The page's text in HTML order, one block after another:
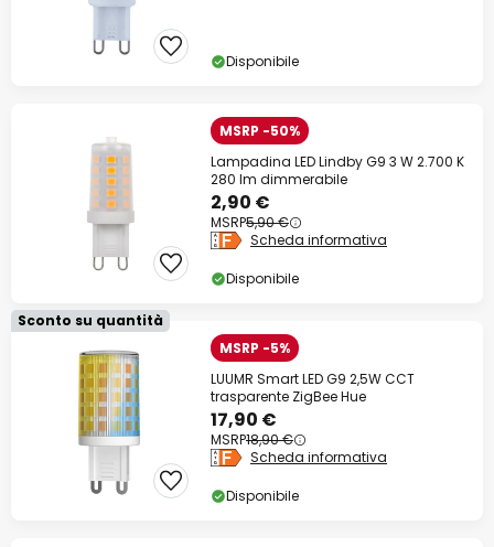
Disponibile
MSRP -50%
Lampadina LED Lindby G9 3 W 2.700 K
280 lm dimmerabile
2,90 €
MSRP5,90 €
Scheda informativa
Disponibile
Sconto su quantità
MSRP -5%
LUUMR Smart LED G9 2,5W CCT
trasparente ZigBee Hue
17,90 €
MSRP18,90 €
Scheda informativa
Disponibile